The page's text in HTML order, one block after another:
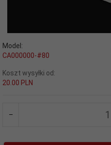
Model:
CA000000-#80
Koszt wysyłki od:
20.00 PLN